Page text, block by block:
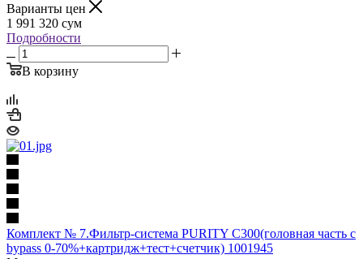
Варианты цен
1 991 320 сум
Подробности
В корзину
Комплект № 7.Фильтр-система PURITY C300(головная часть с
bypass 0-70%+картридж+тест+счетчик) 1001945